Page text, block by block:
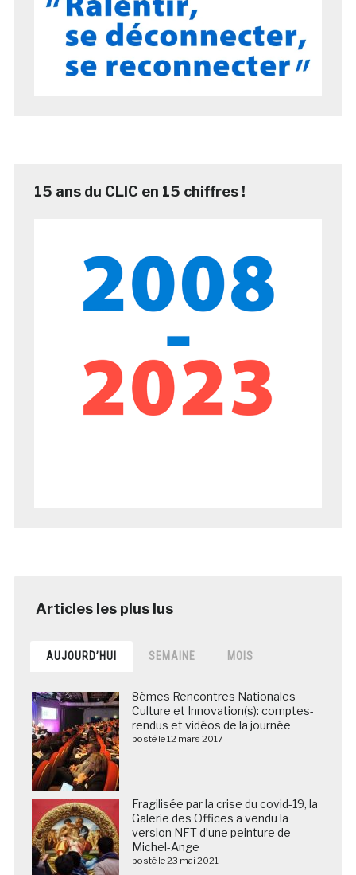
15 ans du CLIC en 15 chiffres !
AUJOURD’HUI SEMAINE MOIS
8èmes Rencontres Nationales
Culture et Innovation(s): comptes-
rendus et vidéos de la journée
posté le 12 mars 2017
Fragilisée par la crise du covid-19, la
Galerie des Offices a vendu la
version NFT d’une peinture de
Michel-Ange
posté le 23 mai 2021